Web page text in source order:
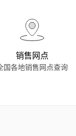
销售网点
国各地销售网点查询